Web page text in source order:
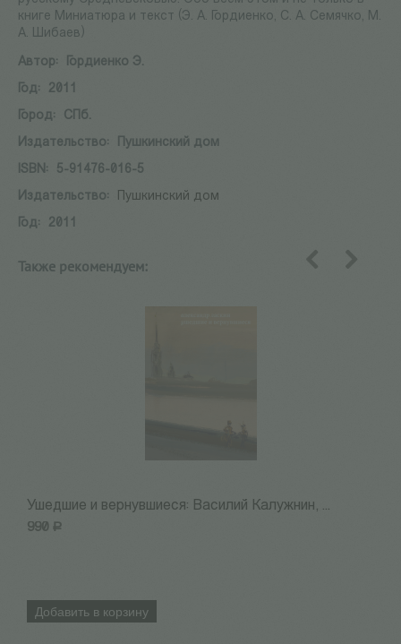
книге Миниатюра и текст (Э. А. Гордиенко, С. А. Семячко, М.
А. Шибаев)
Автор:
Гордиенко Э.
Год:
2011
Город:
СПб.
Издательство:
Пушкинский дом
ISBN:
5-91476-016-5
Издательство:
Пушкинский дом
Год:
2011
Также рекомендуем:
Ушедшие и вернувшиеся: Василий Калужнин, ...
990 Р
Добавить в корзину